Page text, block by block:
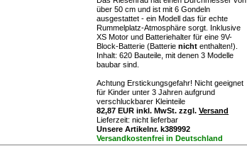
über 50 cm und ist mit 6 Gondeln
ausgestattet - ein Modell das für echte
Rummelplatz-Atmosphäre sorgt. Inklusive
XS Motor und Batteriehalter für eine 9V-
Block-Batterie (Batterie nicht enthalten!).
Inhalt: 620 Bauteile, mit denen 3 Modelle
baubar sind.
Achtung Erstickungsgefahr! Nicht geeignet
für Kinder unter 3 Jahren aufgrund
verschluckbarer Kleinteile
82,87 EUR inkl. MwSt. zzgl. Versand
Lieferzeit: nicht lieferbar
Unsere Artikelnr. k389992
Versandkostenfrei in Deutschland